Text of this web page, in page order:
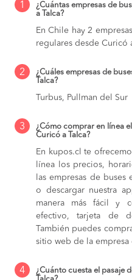
1
¿Cuántas empresas de
a Talca?
En Chile hay 2
regulares desde Curicó
2
¿Cuáles empresas de
Talca?
Turbus, Pullman del Sur
3
¿Cómo comprar en línea
Curicó a Talca?
En kupos.cl te
línea los precios,
las empresas de buses
o descargar nuestra
manera más fácil y
efectivo, tarjeta de
También puedes
sitio web de la empresa
4
¿Cuánto cuesta el pasaje